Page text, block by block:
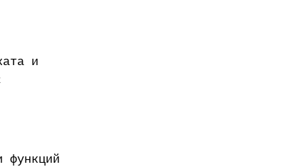
и
функций